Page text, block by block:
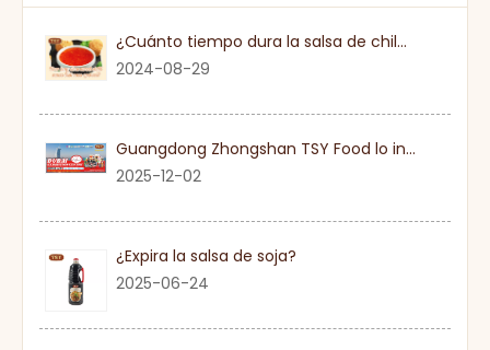
¿Cuánto tiempo dura la salsa de chile dulce una vez que se abre?
2024-08-29
Guangdong Zhongshan TSY Food lo invita sinceramente a visitar la Exposición Gulfood de Dubai 2026
2025-12-02
¿Expira la salsa de soja?
2025-06-24